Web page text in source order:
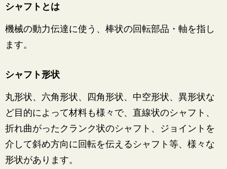
シャフトとは
機械の動力伝達に使う、棒状の回転部品・軸を指し
ます。
シャフト形状
丸形状、六角形状、四角形状、中空形状、異形状な
ど目的によって材料も様々で、直線状のシャフト、
折れ曲がったクランク状のシャフト、ジョイントを
介して斜め方向に回転を伝えるシャフト等、様々な
形状があります。